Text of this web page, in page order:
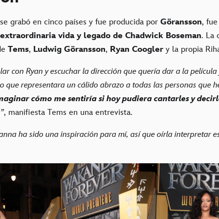
grabó en cinco países y fue producida por Göransson,
vida y legado de Chadwick Boseman. La
Tems, Ludwig Göransson, Ryan Coogler y la propia
con Ryan y escuchar la dirección que quería dar a la
que representara un cálido abrazo a todas las personas que
cómo me sentiría si hoy pudiera cantarles y
”, manifiesta Tems en una entrevista.
ha sido una inspiración para mí, así que oírla interpretar